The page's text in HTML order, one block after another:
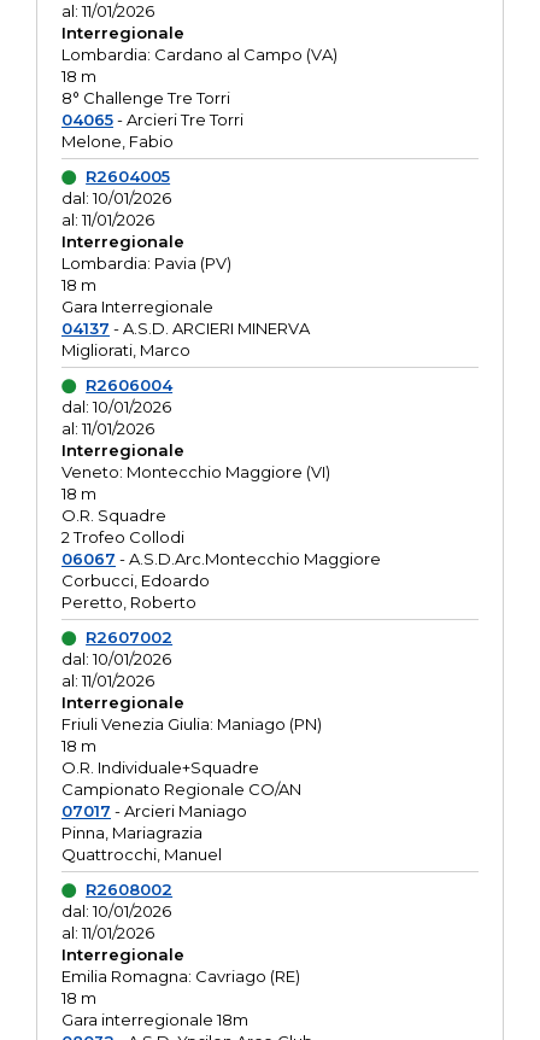
al: 11/01/2026
Interregionale
Lombardia: Cardano al Campo (VA)
18 m
8° Challenge Tre Torri
04065- Arcieri Tre Torri
Melone, Fabio
R2604005
dal: 10/01/2026
al: 11/01/2026
Interregionale
Lombardia: Pavia (PV)
18 m
Gara Interregionale
04137 - A.S.D. ARCIERI MINERVA
Migliorati, Marco
R2606004
dal: 10/01/2026
al: 11/01/2026
Interregionale
Veneto: Montecchio Maggiore (VI)
18 m
O.R. Squadre
2 Trofeo Collodi
06067 - A.S.D.Arc.Montecchio Maggiore
Corbucci, Edoardo
Peretto, Roberto
R2607002
dal: 10/01/2026
al: 11/01/2026
Interregionale
Friuli Venezia Giulia: Maniago (PN)
18 m
O.R. Individuale+Squadre
Campionato Regionale CO/AN
07017 - Arcieri Maniago
Pinna, Mariagrazia
Quattrocchi, Manuel
R2608002
dal: 10/01/2026
al: 11/01/2026
Interregionale
Emilia Romagna: Cavriago (RE)
18 m
Gara interregionale 18m